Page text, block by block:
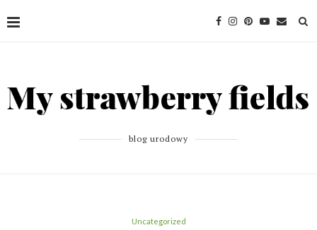
blog urodowy
Uncategorized